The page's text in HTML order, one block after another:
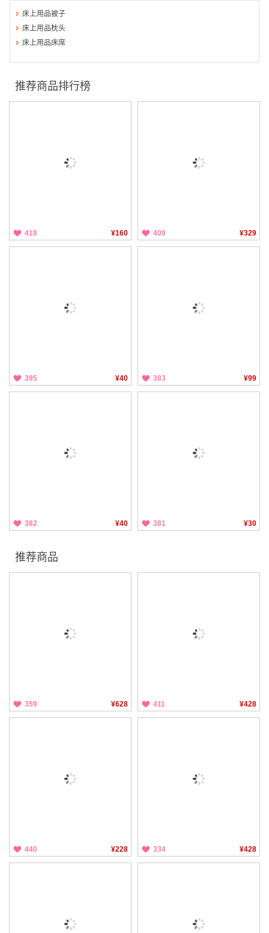
床上用品被子
床上用品枕头
床上用品床席
推荐商品排行榜
418 ¥160 409 ¥329
395 ¥40 383 ¥99
382 ¥40 381 ¥30
推荐商品
359 ¥628 411 ¥428
440 ¥228 334 ¥428